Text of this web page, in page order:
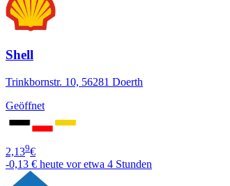
Shell
Trinkbornstr. 10, 56281 Doerth
Geöffnet
2,139€
-0,13 € heute vor etwa 4 Stunden